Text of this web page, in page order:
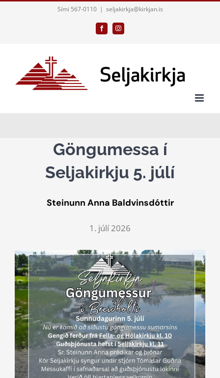
Sími 567-0110 | seljakirkja@kirkjan.is
FacebookInstagram
Göngumessa í
Seljakirkju 5. júlí
Steinunn Anna Baldvinsdóttir
1. júlí 2026